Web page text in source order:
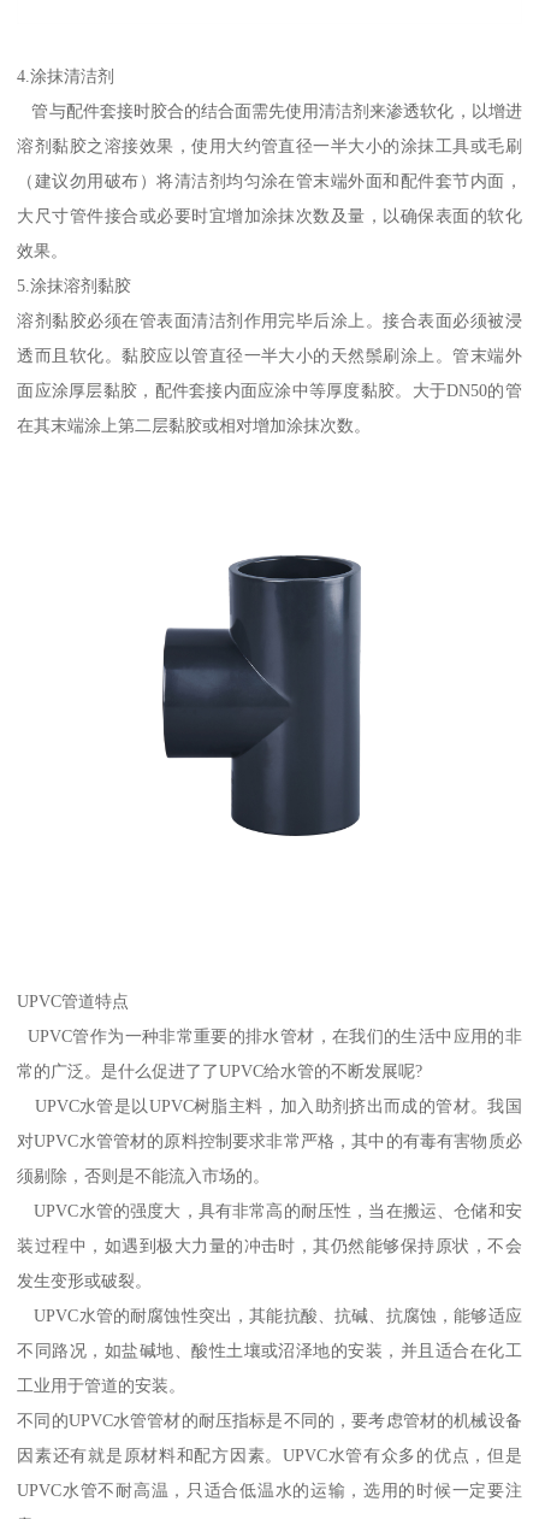
4.涂抹清洁剂
管与配件套接时胶合的结合面需先使用清洁剂来渗透软化，以增进
溶剂黏胶之溶接效果，使用大约管直径一半大小的涂抹工具或毛刷
（建议勿用破布）将清洁剂均匀涂在管末端外面和配件套节内面，
大尺寸管件接合或必要时宜增加涂抹次数及量，以确保表面的软化
效果。
5.涂抹溶剂黏胶
溶剂黏胶必须在管表面清洁剂作用完毕后涂上。接合表面必须被浸
透而且软化。黏胶应以管直径一半大小的天然鬃刷涂上。管末端外
面应涂厚层黏胶，配件套接内面应涂中等厚度黏胶。大于DN50的管
在其末端涂上第二层黏胶或相对增加涂抹次数。
UPVC管道特点
UPVC管作为一种非常重要的排水管材，在我们的生活中应用的非
常的广泛。是什么促进了了UPVC给水管的不断发展呢?
UPVC水管是以UPVC树脂主料，加入助剂挤出而成的管材。我国
对UPVC水管管材的原料控制要求非常严格，其中的有毒有害物质必
须剔除，否则是不能流入市场的。
UPVC水管的强度大，具有非常高的耐压性，当在搬运、仓储和安
装过程中，如遇到极大力量的冲击时，其仍然能够保持原状，不会
发生变形或破裂。
UPVC水管的耐腐蚀性突出，其能抗酸、抗碱、抗腐蚀，能够适应
不同路况，如盐碱地、酸性土壤或沼泽地的安装，并且适合在化工
工业用于管道的安装。
不同的UPVC水管管材的耐压指标是不同的，要考虑管材的机械设备
因素还有就是原材料和配方因素。UPVC水管有众多的优点，但是
UPVC水管不耐高温，只适合低温水的运输，选用的时候一定要注